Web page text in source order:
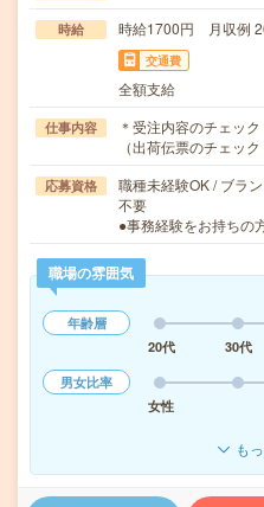
時給 時給1700円 月収例
交通費
全額支給
仕事内容
＊受注内容のチェッ
（出荷伝票のチェッ
応募資格
職種未経験OK / ブラ
不要
●事務経験をお持ちの
職場の雰囲気
年齢層
20代
30代
男女比率
女性
も